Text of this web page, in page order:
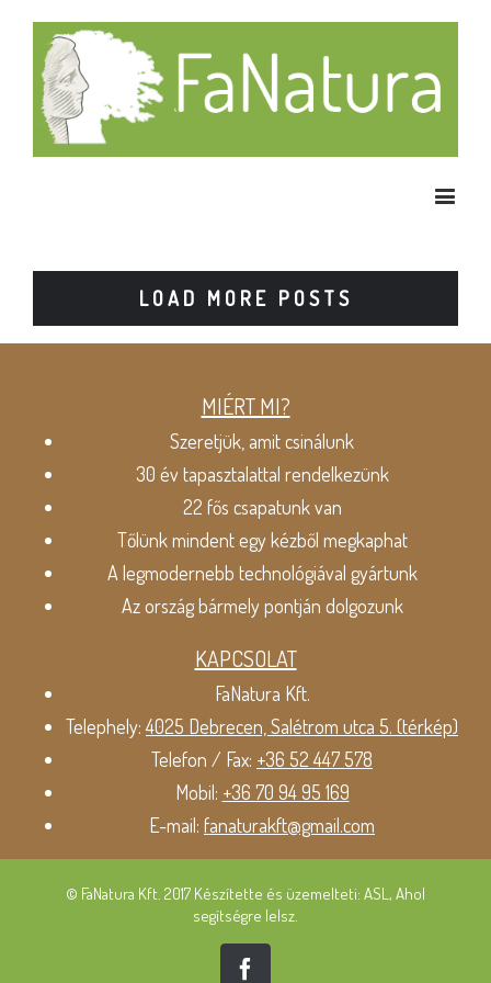
LOAD MORE POSTS
MIÉRT MI?
Szeretjük, amit csinálunk
30 év tapasztalattal rendelkezünk
22 fős csapatunk van
Tőlünk mindent egy kézből megkaphat
A legmodernebb technológiával gyártunk
Az ország bármely pontján dolgozunk
KAPCSOLAT
FaNatura Kft.
Telephely:4025 Debrecen, Salétrom utca 5. (térkép)
Telefon / Fax: +36 52 447 578
Mobil: +36 70 94 95 169
E-mail: fanaturakft@gmail.com
© FaNatura Kft. 2017 Készítette és üzemelteti: ASL, Ahol
segítségre lelsz.